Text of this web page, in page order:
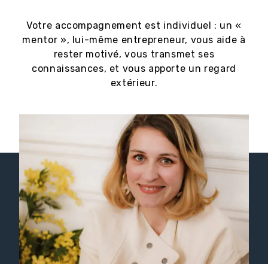
Votre accompagnement est individuel : un «
mentor », lui-même entrepreneur, vous aide à
rester motivé, vous transmet ses
connaissances, et vous apporte un regard
extérieur.